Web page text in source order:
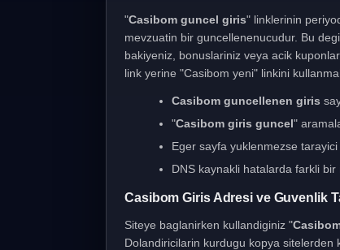
"Casibom guncel giris" linklerinin
mevzuatin bir guncellenenucudur. Bu
bakiyeniz, bonuslariniz veya acik
link yerine "Casibom yeni" linkini
Casibom guncellenen giris
"Casibom giris guncel"
Eger sayfa yuklenmezse
DNS kaynakli hatalarda farkli
Casibom Giris Adresi ve Guvenlik
Siteye baglanirken kullandiginiz "
Dolandiricilarin kurdugu kopya sitelerden